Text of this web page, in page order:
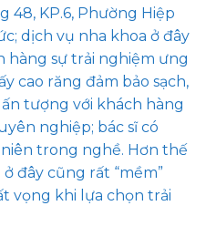
48, KP.6, Phường Hiệp
dịch vụ nha khoa ở đây
hàng sự trải nghiệm ưng
cao răng đảm bảo sạch,
tượng với khách hàng
nghiệp; bác sĩ có
trong nghề. Hơn thế
đây cũng rất “mềm”
vọng khi lựa chọn trải